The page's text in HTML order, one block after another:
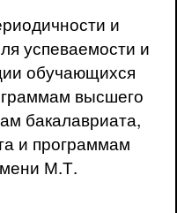
и
успеваемости и
обучающихся
высшего
бакалавриата,
и программам
М.Т.